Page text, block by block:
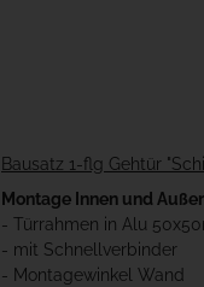
Bausatz 1-flg Gehtür
Montage Innen und
- Türrahmen in Alu
- mit Schnellverbinder
- Montagewinkel Wand